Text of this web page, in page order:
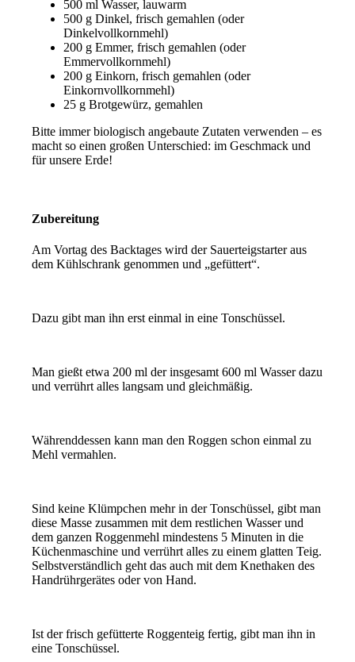
500 ml Wasser, lauwarm
500 g Dinkel, frisch gemahlen (oder
Dinkelvollkornmehl)
200 g Emmer, frisch gemahlen (oder
Emmervollkornmehl)
200 g Einkorn, frisch gemahlen (oder
Einkornvollkornmehl)
25 g Brotgewürz, gemahlen
Bitte immer biologisch angebaute Zutaten verwenden – es
macht so einen großen Unterschied: im Geschmack und
für unsere Erde!
Zubereitung
Am Vortag des Backtages wird der Sauerteigstarter aus
dem Kühlschrank genommen und „gefüttert“.
Dazu gibt man ihn erst einmal in eine Tonschüssel.
Man gießt etwa 200 ml der insgesamt 600 ml Wasser dazu
und verrührt alles langsam und gleichmäßig.
Währenddessen kann man den Roggen schon einmal zu
Mehl vermahlen.
Sind keine Klümpchen mehr in der Tonschüssel, gibt man
diese Masse zusammen mit dem restlichen Wasser und
dem ganzen Roggenmehl mindestens 5 Minuten in die
Küchenmaschine und verrührt alles zu einem glatten Teig.
Selbstverständlich geht das auch mit dem Knethaken des
Handrührgerätes oder von Hand.
Ist der frisch gefütterte Roggenteig fertig, gibt man ihn in
eine Tonschüssel.